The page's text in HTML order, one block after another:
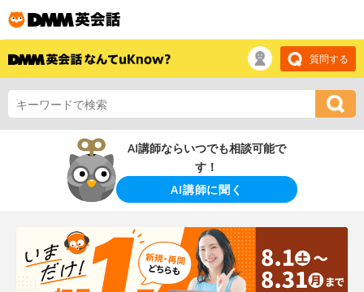
質問する
AI講師ならいつでも相談可能で
す！
AI講師に聞く